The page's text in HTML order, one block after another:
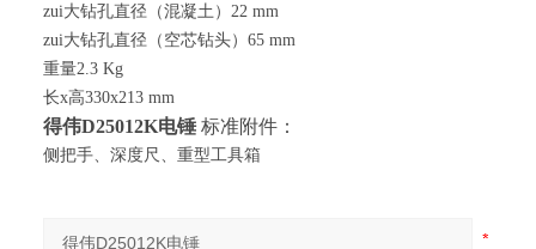
zui大钻孔直径（混凝土） 22 mm
zui大钻孔直径（空芯钻头） 65 mm
重量2.3 Kg
长x高330x213 mm
得伟D25012K电锤 标准附件：
侧把手、深度尺、重型工具箱